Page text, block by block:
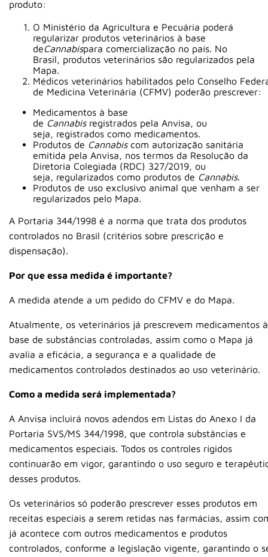
produto:
O Ministério da Agricultura e Pecuária poderá
regularizar produtos veterinários à base
deCannabispara comercialização no país. No
Brasil, produtos veterinários são regularizados pela
Mapa.
Médicos veterinários habilitados pelo Conselho
de Medicina Veterinária (CFMV) poderão prescrever:
Medicamentos à base
de Cannabis registrados pela Anvisa, ou
seja, registrados como medicamentos.
Produtos de Cannabiscom autorização sanitária
emitida pela Anvisa, nos termos da Resolução da
Diretoria Colegiada (RDC) 327/2019, ou
seja, regularizados como produtos de Cannabis.
Produtos de uso exclusivo animal que venham a ser
regularizados pelo Mapa.
A Portaria 344/1998 é a norma que trata dos produtos
controlados no Brasil (critérios sobre prescrição e
dispensação).
Por que essa medida é importante?
A medida atende a um pedido do CFMV e do Mapa.
Atualmente, os veterinários já prescrevem medicamentos à
base de substâncias controladas, assim como o Mapa já
avalia a eficácia, a segurança e a qualidade de
medicamentos controlados destinados ao uso veterinário.
Como a medida será implementada?
A Anvisa incluirá novos adendos em Listas do Anexo I da
Portaria SVS/MS 344/1998, que controla substâncias e
medicamentos especiais. Todos os controles rígidos
continuarão em vigor, garantindo o uso seguro e
desses produtos.
Os veterinários só poderão prescrever esses produtos em
receitas especiais a serem retidas nas farmácias, assim
já acontece com outros medicamentos e produtos
controlados, conforme a legislação vigente, garantindo o